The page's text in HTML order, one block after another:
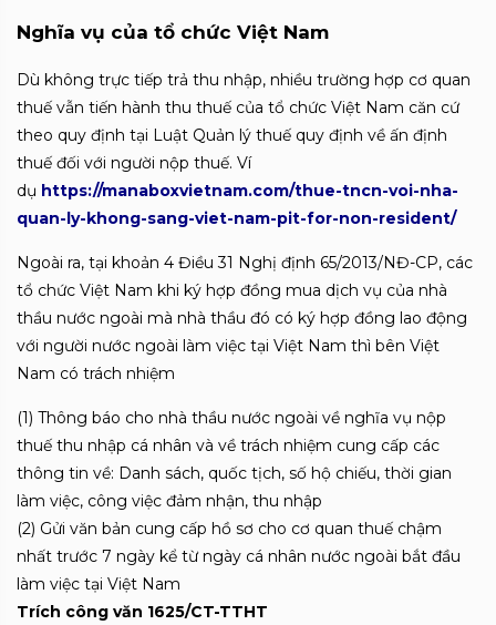
Nghĩa vụ của tổ chức Việt Nam
Dù không trực tiếp trả thu nhập, nhiều trường hợp cơ quan
thuế vẫn tiến hành thu thuế của tổ chức Việt Nam căn cứ
theo quy định tại Luật Quản lý thuế quy định về ấn định
thuế đối với người nộp thuế. Ví
dụ https://manaboxvietnam.com/thue-tncn-voi-nha-
quan-ly-khong-sang-viet-nam-pit-for-non-resident/
Ngoài ra, tại khoản 4 Điều 31 Nghị định 65/2013/NĐ-CP, các
tổ chức Việt Nam khi ký hợp đồng mua dịch vụ của nhà
thầu nước ngoài mà nhà thầu đó có ký hợp đồng lao động
với người nước ngoài làm việc tại Việt Nam thì bên Việt
Nam có trách nhiệm
(1) Thông báo cho nhà thầu nước ngoài về nghĩa vụ nộp
thuế thu nhập cá nhân và về trách nhiệm cung cấp các
thông tin về: Danh sách, quốc tịch, số hộ chiếu, thời gian
làm việc, công việc đảm nhận, thu nhập
(2) Gửi văn bản cung cấp hồ sơ cho cơ quan thuế chậm
nhất trước 7 ngày kể từ ngày cá nhân nước ngoài bắt đầu
làm việc tại Việt Nam
Trích công văn 1625/CT-TTHT